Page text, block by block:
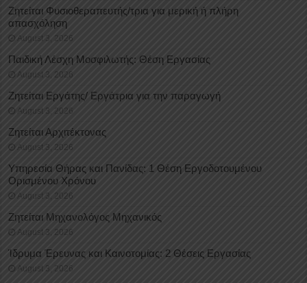
Ζητείται Φυσιοθεραπευτής/τρια για μερική ή πλήρη
απασχόληση
August 3, 2026
Παιδική Λέσχη Μοσφιλωτής: Θέση Εργασίας
August 3, 2026
Ζητείται Εργάτης/ Εργάτρια για την παραγωγή
August 3, 2026
Ζητείται Αρχιτέκτονας
August 3, 2026
Υπηρεσία Θήρας και Πανίδας: 1 Θέση Eργοδοτουμένου
Oρισμένου Xρόνου
August 3, 2026
Ζητείται Μηχανολόγος Μηχανικός
August 3, 2026
Ίδρυμα Έρευνας και Καινοτομίας: 2 Θέσεις Εργασίας
August 3, 2026